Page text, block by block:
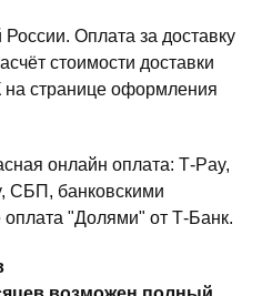
Оплата за доставку
стоимости доставки
странице оформления
онлайн оплата: T‑Pay,
СБП, банковскими
оплата "Долями" от Т-Банк.